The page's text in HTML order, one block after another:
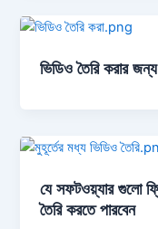
ভিডিও তৈরি করার
যে সফটওয়্যার গুলো
তৈরি করতে পারবেন